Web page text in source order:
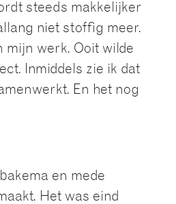
steeds makkelijker
niet stoffig meer.
mijn werk. Ooit wilde
Inmiddels zie ik dat
En het nog
en mede
Het was eind